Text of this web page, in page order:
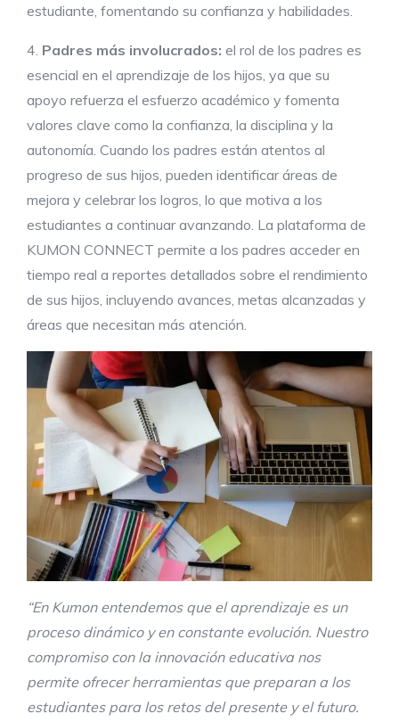
estudiante, fomentando su confianza y habilidades.
4. Padres más involucrados: el rol de los padres es
esencial en el aprendizaje de los hijos, ya que su
apoyo refuerza el esfuerzo académico y fomenta
valores clave como la confianza, la disciplina y la
autonomía. Cuando los padres están atentos al
progreso de sus hijos, pueden identificar áreas de
mejora y celebrar los logros, lo que motiva a los
estudiantes a continuar avanzando. La plataforma de
KUMON CONNECT permite a los padres acceder en
tiempo real a reportes detallados sobre el rendimiento
de sus hijos, incluyendo avances, metas alcanzadas y
áreas que necesitan más atención.
“En Kumon entendemos que el aprendizaje es un
proceso dinámico y en constante evolución. Nuestro
compromiso con la innovación educativa nos
permite ofrecer herramientas que preparan a los
estudiantes para los retos del presente y el futuro.